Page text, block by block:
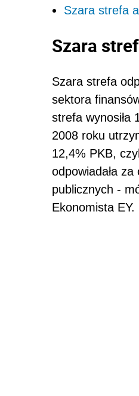
Szara strefa
Szara
Szara strefa
sektora
strefa wynosiła
2008 roku
12,4% PKB,
odpowiadała
publicznych -
Ekonomista EY.